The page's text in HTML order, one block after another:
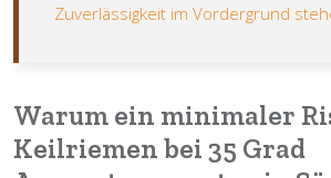
Zuverlässigkeit im Vordergrund
Warum ein minimaler
Keilriemen bei 35 Grad